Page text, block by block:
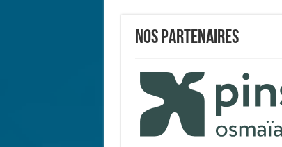
Nos Partenaires